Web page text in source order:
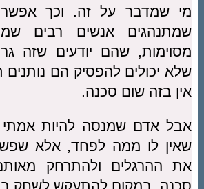
מי שמדבר על זה. וכך
שמתנהגים אנשים רבים
מסוימות, שהם יודעים שזה
שלא יכולים להפסיק הם נותנים
אין בזה שום סכנה.
אבל אדם שמנסה להיות אמתי
שאין לו ממה לפחד, אלא
את ההרגלים ולהתרחק